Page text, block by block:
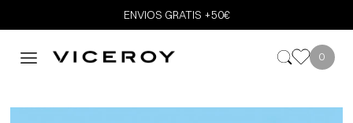
ENVIOS GRATIS +50€
0